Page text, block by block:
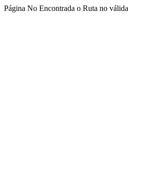
Página No Encontrada o Ruta no válida